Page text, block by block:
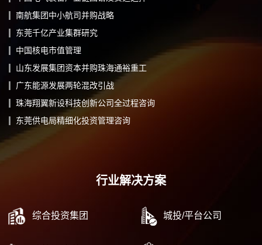
南航集团中小航司并购战略
东莞千亿产业集群研究
中国核电市值管理
山东发展集团资本并购珠海通裕重工
广东能源发展两轮混改引战
珠海翔翼新设科技创新公司全过程咨询
东莞供电局精细化投资管理咨询
行业解决方案
综合投资集团 城投/平台公司